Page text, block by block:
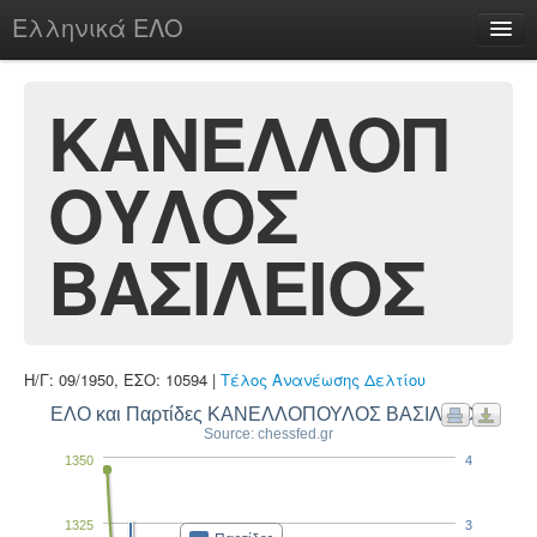
Ελληνικά ΕΛΟ
chesstu.be @ discord
Login
ΚΑΝΕΛΛΟΠ
ΟΥΛΟΣ
ΒΑΣΙΛΕΙΟΣ
Η/Γ: 09/1950, ΕΣΟ: 10594 | Τέλος Ανανέωσης Δελτίου
ΕΛΟ και Παρτίδες ΚΑΝΕΛΛΟΠΟΥΛΟΣ ΒΑΣΙΛΕΙΟΣ
Source: chessfed.gr
1325
1350
3
4